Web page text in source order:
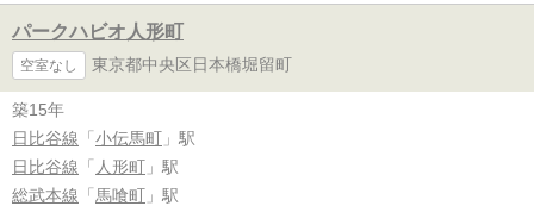
パークハビオ人形町
空室なし 東京都中央区日本橋堀留町
築15年
日比谷線 「 小伝馬町 」駅
日比谷線 「 人形町 」駅
総武本線 「 馬喰町 」駅